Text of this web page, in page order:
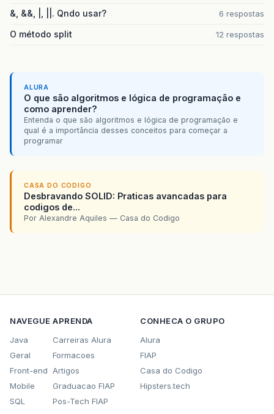
&, &&, |, ||. Qndo usar? 6 respostas
O método split 12 respostas
ALURA
O que são algoritmos e lógica de programação e
como aprender?
Entenda o que são algoritmos e lógica de programação e
qual é a importância desses conceitos para começar a
programar
CASA DO CODIGO
Desbravando SOLID: Praticas avancadas para
codigos de...
Por Alexandre Aquiles — Casa do Codigo
NAVEGUE
Java
Geral
Front-end
Mobile
SQL
APRENDA
Carreiras Alura
Formacoes
Artigos
Graduacao FIAP
Pos-Tech FIAP
CONHECA O GRUPO
Alura
FIAP
Casa do Codigo
Hipsters.tech